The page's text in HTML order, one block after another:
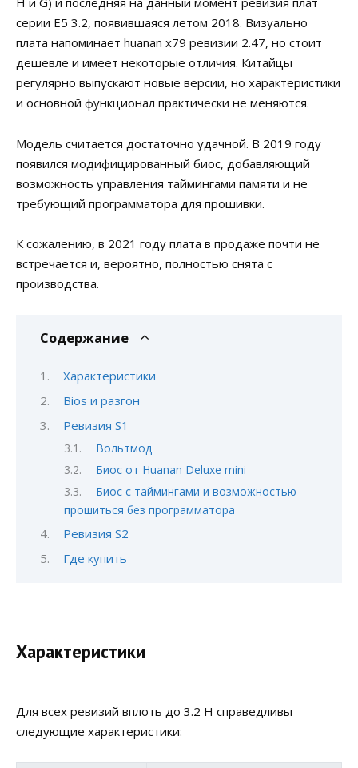
серии E5 3.2, появившаяся летом 2018. Визуально
плата напоминает huanan x79 ревизии 2.47, но стоит
дешевле и имеет некоторые отличия. Китайцы
регулярно выпускают новые версии, но характеристики
и основной функционал практически не меняются.
Модель считается достаточно удачной. В 2019 году
появился модифицированный биос, добавляющий
возможность управления таймингами памяти и не
требующий программатора для прошивки.
К сожалению, в 2021 году плата в продаже почти не
встречается и, вероятно, полностью снята с
производства.
Содержание
Характеристики
Bios и разгон
Ревизия S1
Вольтмод
Биос от Huanan Deluxe mini
Биос с таймингами и возможностью
прошиться без программатора
Ревизия S2
Где купить
Характеристики
Для всех ревизий вплоть до 3.2 H справедливы
следующие характеристики: